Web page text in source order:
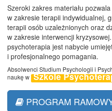
Szeroki zakres materiału
w zakresie terapii indywidualnej,
terapii osób uzależnionych oraz
w zakresie interwencji
psychoterapia jest nabycie
i profesjonalnego pomagania.
Absolwenci Studium Psychologii i
naukę w Szkole
PROGRAM